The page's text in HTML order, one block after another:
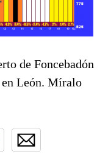
de Foncebadón
León. Míralo